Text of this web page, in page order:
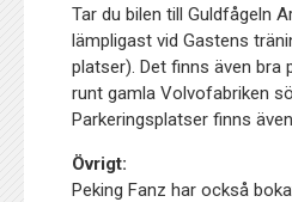
Tar du bilen till Guldfågeln
lämpligast vid Gastens
platser). Det finns även bra
runt gamla Volvofabriken
Parkeringsplatser finns
Övrigt:
Peking Fanz har också